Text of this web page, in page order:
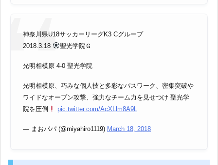
神奈川県U18サッカーリーグK3 Cグループ
2018.3.18
聖光学院Ｇ
光明相模原 4-0 聖光学院
光明相模原、巧みな個人技と多彩なパスワーク、密集突破や
ワイドなオープン攻撃、強力なチーム力を見せつけ 聖光学
院を圧倒
pic.twitter.com/AcXLlm8A9L
— まおパパ (@miyahiro1119) March 18, 2018